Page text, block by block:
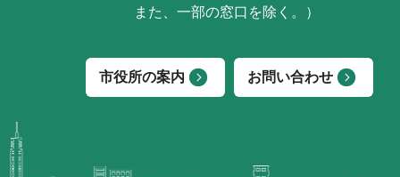
また、一部の窓口を除く。）
市役所の案内 お問い合わせ